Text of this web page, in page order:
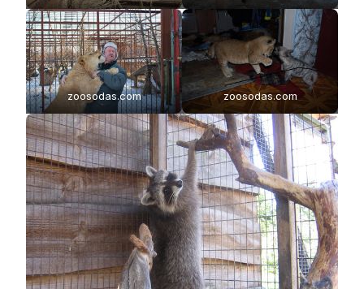
zoosodas.com zoosodas.com